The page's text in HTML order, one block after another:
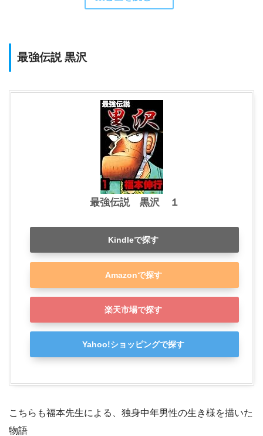
最強伝説 黒沢
最強伝説 黒沢 １
Kindleで探す
Amazonで探す
楽天市場で探す
Yahoo!ショッピングで探す
こちらも福本先生による、独身中年男性の生き様を描いた
物語